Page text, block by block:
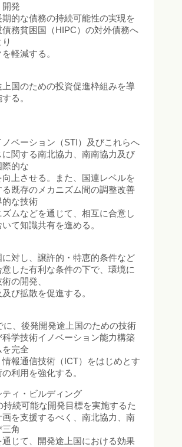
開発
的な債務の持続可能性の実現を
務貧困国（HIPC）の対外債務へ
軽減する。
国のための投資促進枠組みを導
る。
ベーション（STI）及びこれらへ
関する南北協力、南南協力及び
的な
向上させる。また、国連レベルを
る既存のメカニズム間の調整改善
的な技術
ムなどを通じて、相互に合意し
て知識共有を進める。
に対し、譲許的・特恵的条件など
した有利な条件の下で、環境に
の開発、
び拡散を促進する。
に、後発開発途上国のための技術
学技術イノベーション能力構築
を完全
報通信技術（ICT）をはじめとす
利用を強化する。
ティ・ビルディング
持続可能な開発目標を実施するた
を支援するべく、南北協力、南
角
じて、開発途上国における効果